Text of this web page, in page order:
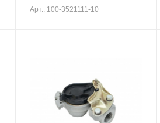
Арт.: 100-3521111-10